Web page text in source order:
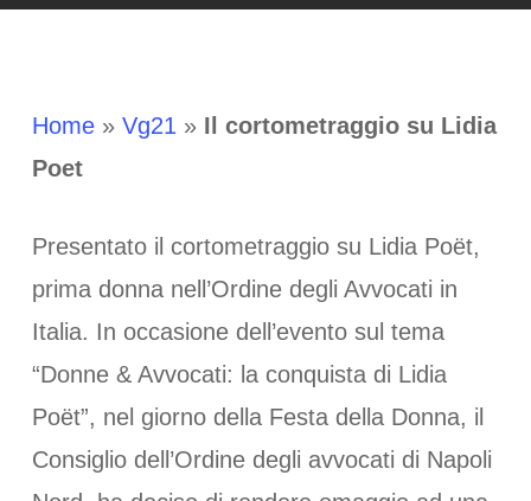
Home» Vg21 » Il cortometraggio su Lidia
Poet
Presentato il cortometraggio su Lidia Poët,
prima donna nell’Ordine degli Avvocati in
Italia. In occasione dell’evento sul tema
“Donne & Avvocati: la conquista di Lidia
Poët”, nel giorno della Festa della Donna, il
Consiglio dell’Ordine degli avvocati di Napoli